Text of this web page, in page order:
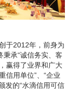
于2012年，前身为
承“诚信务实、客
赢得了业界和广大
信用单位”、“企业
发的“水滴信用可信